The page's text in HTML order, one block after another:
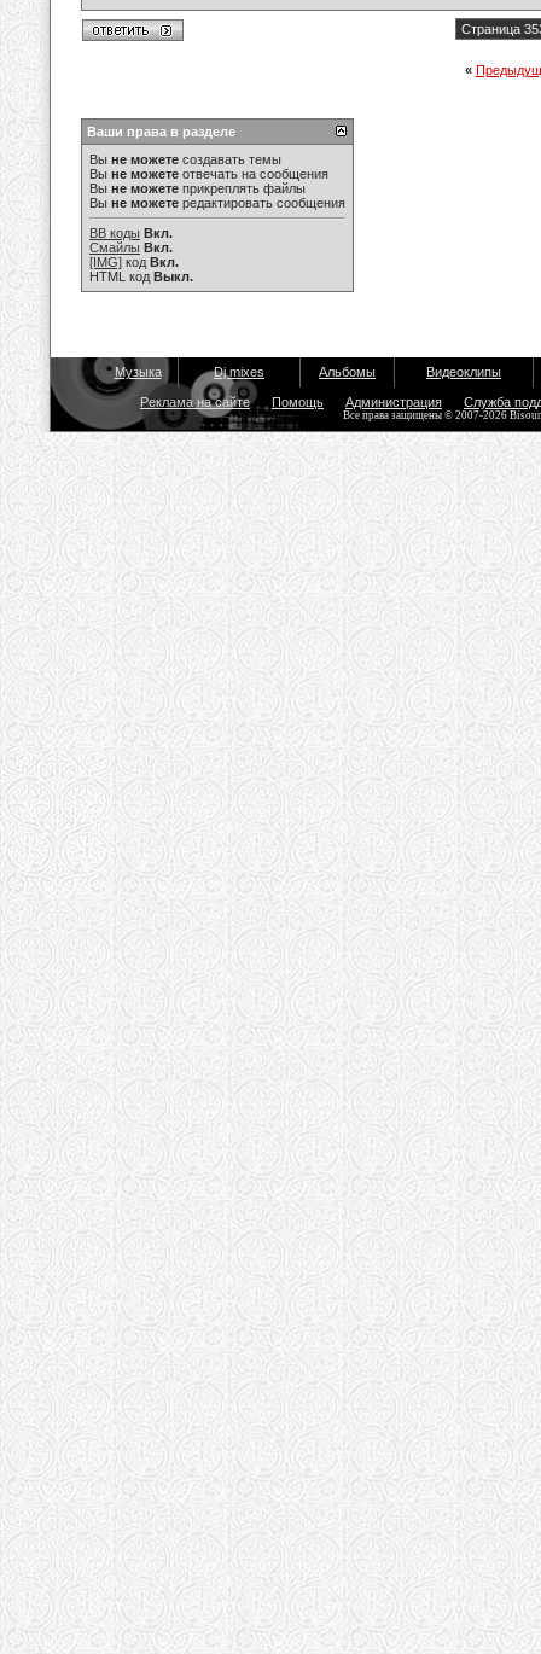
Страница
«
Ваши права в разделе
Вы не можете создавать темы
Вы не можете отвечать на сообщения
Вы не можете прикреплять файлы
Вы не можете редактировать сообщения
BB коды Вкл.
Смайлы Вкл.
[IMG] код Вкл.
HTML код Выкл.
Музыка Dj mixes Альбомы Видеоклипы
Реклама на сайте Помощь Администрация Служба
Все права защищены © 2007-2026